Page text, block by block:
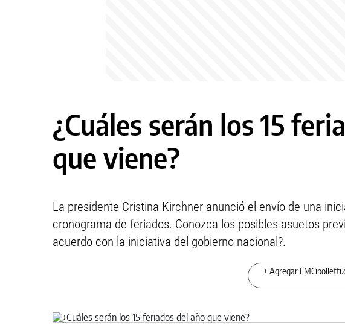
¿Cuáles serán los 15
que viene?
La presidente Cristina Kirchner anunció el envío de una
cronograma de feriados. Conozca los posibles asuetos
acuerdo con la iniciativa del gobierno nacional?.
+ Agregar